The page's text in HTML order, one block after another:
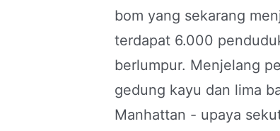
bom yang sekarang
terdapat 6.000
berlumpur. Menjelang
gedung kayu dan lima
Manhattan - upaya